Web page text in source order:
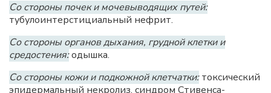
Со стороны почек и мочевыводящих путей:
тубулоинтерстициальный нефрит.
Со стороны органов дыхания, грудной клетки и
средостения:одышка.
Со стороны кожи и подкожной клетчатки:токсический
эпидермальный некролиз, синдром Стивенса-